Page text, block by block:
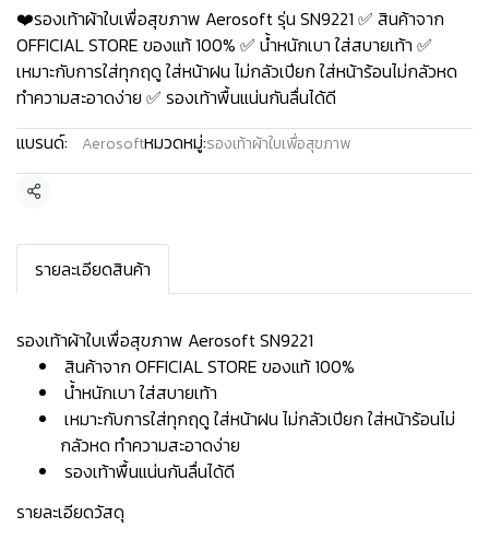
❤️รองเท้าผ้าใบเพื่อสุขภาพ Aerosoft รุ่น SN9221 ✅ สินค้าจาก
OFFICIAL STORE ของแท้ 100% ✅ น้ำหนักเบา ใส่สบายเท้า ✅
เหมาะกับการใส่ทุกฤดู ใส่หน้าฝน ไม่กลัวเปียก ใส่หน้าร้อนไม่กลัวหด
ทำความสะอาดง่าย ✅ รองเท้าพื้นแน่นกันลื่นได้ดี
แบรนด์:
Aerosoftหมวดหมู่:รองเท้าผ้าใบเพื่อสุขภาพ
แชร์
รายละเอียดสินค้า
รองเท้าผ้าใบเพื่อสุขภาพ Aerosoft SN9221
สินค้าจาก OFFICIAL STORE ของแท้ 100%
น้ำหนักเบา ใส่สบายเท้า
เหมาะกับการใส่ทุกฤดู ใส่หน้าฝน ไม่กลัวเปียก ใส่หน้าร้อนไม่
กลัวหด ทำความสะอาดง่าย
รองเท้าพื้นแน่นกันลื่นได้ดี
รายละเอียดวัสดุ